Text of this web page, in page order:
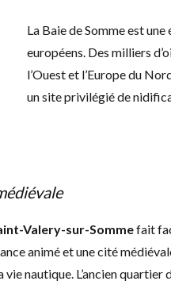
La Baie de Somme est
européens. Des milliers
l’Ouest et l’Europe du
un site privilégié de
Valery-sur-Sommefait
animé et une cité
nautique. L’ancien